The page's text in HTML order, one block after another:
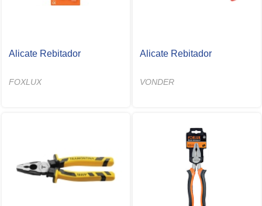
Alicate Rebitador
FOXLUX
Alicate Rebitador
VONDER